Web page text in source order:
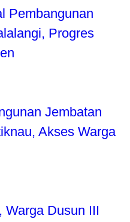
Pembangunan
Progres
Jembatan
Akses Warga
Warga Dusun III